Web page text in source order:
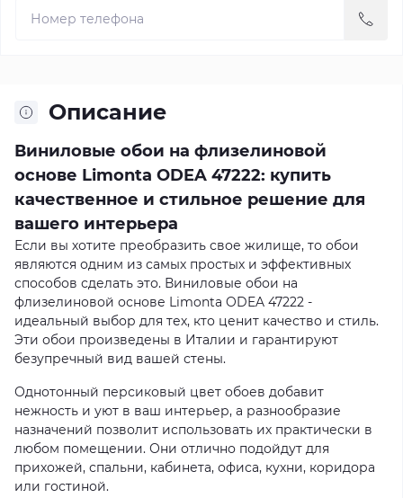
Описание
Виниловые обои на флизелиновой
основе Limonta ODEA 47222: купить
качественное и стильное решение для
вашего интерьера
Если вы хотите преобразить свое жилище, то обои
являются одним из самых простых и эффективных
способов сделать это. Виниловые обои на
флизелиновой основе Limonta ODEA 47222 -
идеальный выбор для тех, кто ценит качество и стиль.
Эти обои произведены в Италии и гарантируют
безупречный вид вашей стены.
Однотонный персиковый цвет обоев добавит
нежность и уют в ваш интерьер, а разнообразие
назначений позволит использовать их практически в
любом помещении. Они отлично подойдут для
прихожей, спальни, кабинета, офиса, кухни, коридора
или гостиной.